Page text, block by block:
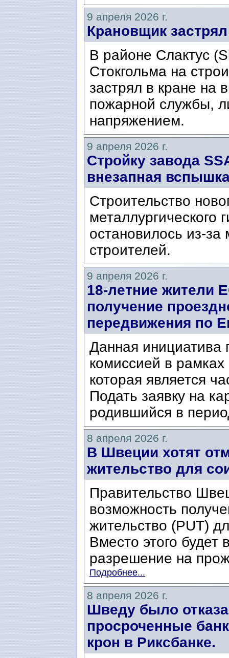
9 апреля 2026 г.
Крановщик
В районе Слактус
Стокгольма на
застрял в кране на
пожарной службы,
напряжением.
9 апреля 2026 г.
Стройку завода
внезапная
Строительство
металлургического
остановилось из-
строителей.
9 апреля 2026 г.
18-летние жители
получение
передвижения по
Данная инициатива
комиссией в
которая является
Подать заявку на
родившийся в
8 апреля 2026 г.
В Швеции хотят
жительство для
Правительство
возможность
жительство (PUT)
Вместо этого будет
разрешение на
Подробнее...
8 апреля 2026 г.
Шведу было
просроченные
крон в Риксбанке.